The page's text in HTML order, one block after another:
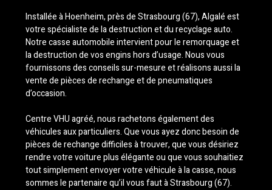
Installée à Hoenheim, près de Strasbourg (67), Algalé est
votre spécialiste de la destruction et du recyclage auto.
Notre casse automobile intervient pour le remorquage et
la destruction de vos engins hors d’usage. Nous vous
fournissons des conseils sur-mesure et réalisons aussi la
vente de pièces de rechange et de pneumatiques
d’occasion.
Centre VHU agréé, nous rachetons également des
véhicules aux particuliers. Que vous ayez donc besoin de
pièces de rechange difficiles à trouver, que vous désiriez
rendre votre voiture plus élégante ou que vous souhaitiez
tout simplement envoyer votre véhicule à la casse, nous
sommes le partenaire qu’il vous faut à Strasbourg (67).